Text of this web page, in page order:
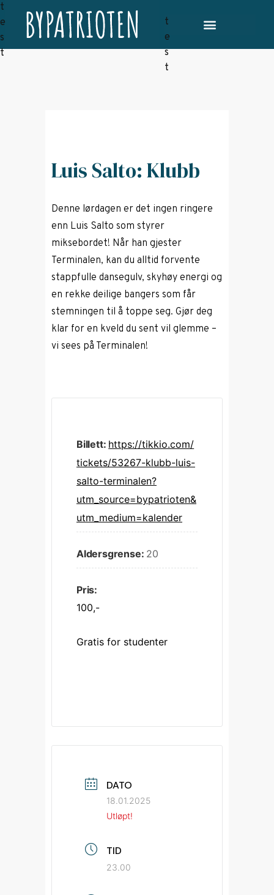
Luis Salto: Klubb
Denne lørdagen er det ingen ringere
enn Luis Salto som styrer
miksebordet! Når han gjester
Terminalen, kan du alltid forvente
stappfulle dansegulv, skyhøy energi og
en rekke deilige bangers som får
stemningen til å toppe seg. Gjør deg
klar for en kveld du sent vil glemme –
vi sees på Terminalen!
Billett: https://tikkio.com/
tickets/53267-klubb-luis-
salto-terminalen?
utm_source=bypatrioten&
utm_medium=kalender
Aldersgrense: 20
Pris:
100,-
Gratis for studenter
DATO
18.01.2025
Utløpt!
TID
23.00